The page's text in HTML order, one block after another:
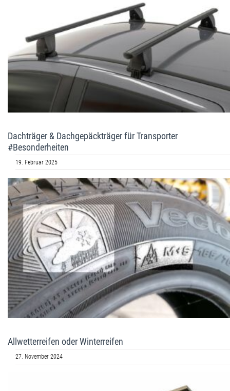
Dachträger & Dachgepäckträger für Transporter
#Besonderheiten
19. Februar 2025
Allwetterreifen oder Winterreifen
27. November 2024